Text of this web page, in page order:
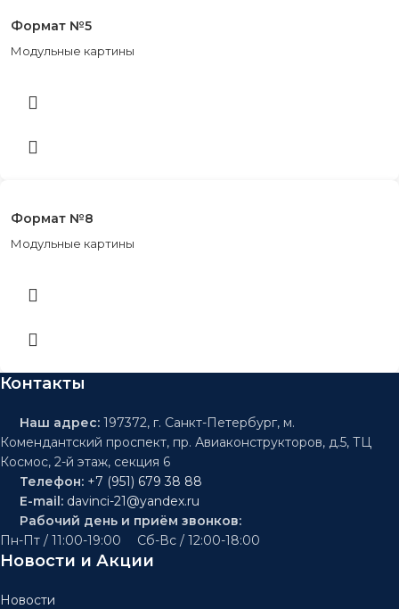
Формат №5
Модульные картины
Формат №8
Модульные картины
Контакты
Наш адрес: 197372, г. Санкт-Петербург, м.
Комендантский проспект, пр. Авиаконструкторов, д.5, ТЦ
Космос, 2-й этаж, секция 6
Телефон: +7 (951) 679 38 88
E-mail: davinci-21@yandex.ru
Рабочий день и приём звонков:
Пн-Пт / 11:00-19:00 Сб-Вс / 12:00-18:00
Новости и Акции
Новости